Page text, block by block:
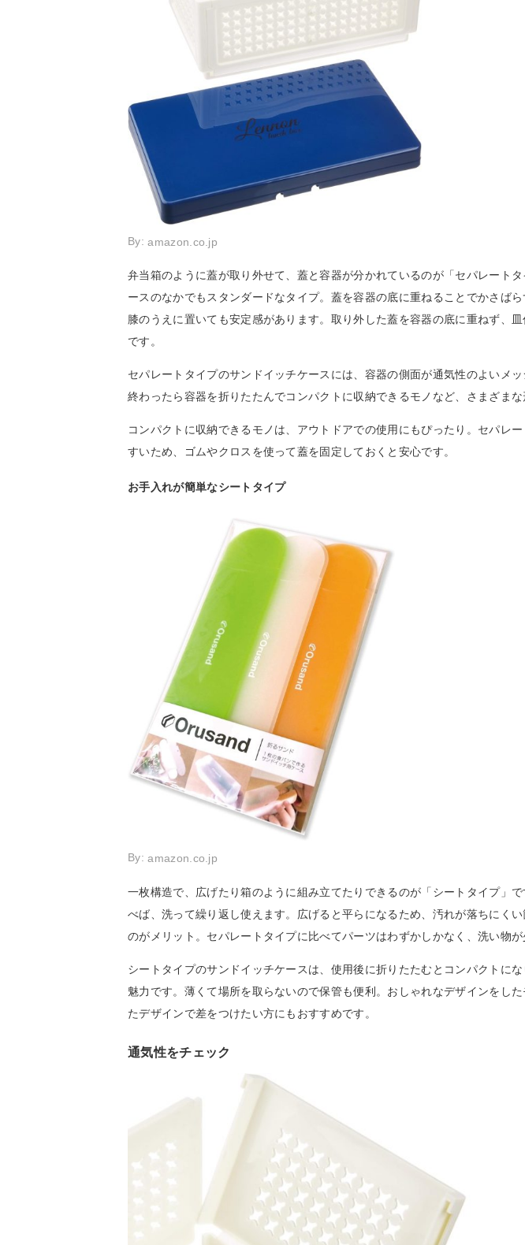
By:amazon.co.jp
弁当箱のように蓋が取り外せて、蓋と容器が分かれているのが「セパレート
ースのなかでもスタンダードなタイプ。蓋を容器の底に重ねることでかさば
膝のうえに置いても安定感があります。取り外した蓋を容器の底に重ねず、
です。
セパレートタイプのサンドイッチケースには、容器の側面が通気性のよいメ
終わったら容器を折りたたんでコンパクトに収納できるモノなど、さまざまな
コンパクトに収納できるモノは、アウトドアでの使用にもぴったり。セパレ
すいため、ゴムやクロスを使って蓋を固定しておくと安心です。
お手入れが簡単なシートタイプ
By:amazon.co.jp
一枚構造で、広げたり箱のように組み立てたりできるのが「シートタイプ」
べば、洗って繰り返し使えます。広げると平らになるため、汚れが落ちにく
のがメリット。セパレートタイプに比べてパーツはわずかしかなく、洗い物が
シートタイプのサンドイッチケースは、使用後に折りたたむとコンパクトに
魅力です。薄くて場所を取らないので保管も便利。おしゃれなデザインをし
たデザインで差をつけたい方にもおすすめです。
通気性をチェック